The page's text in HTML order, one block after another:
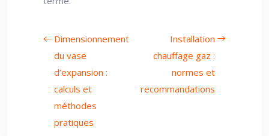
Dimensionnement
du vase
d’expansion :
calculs et
méthodes
pratiques
Installation
chauffage gaz :
normes et
recommandations